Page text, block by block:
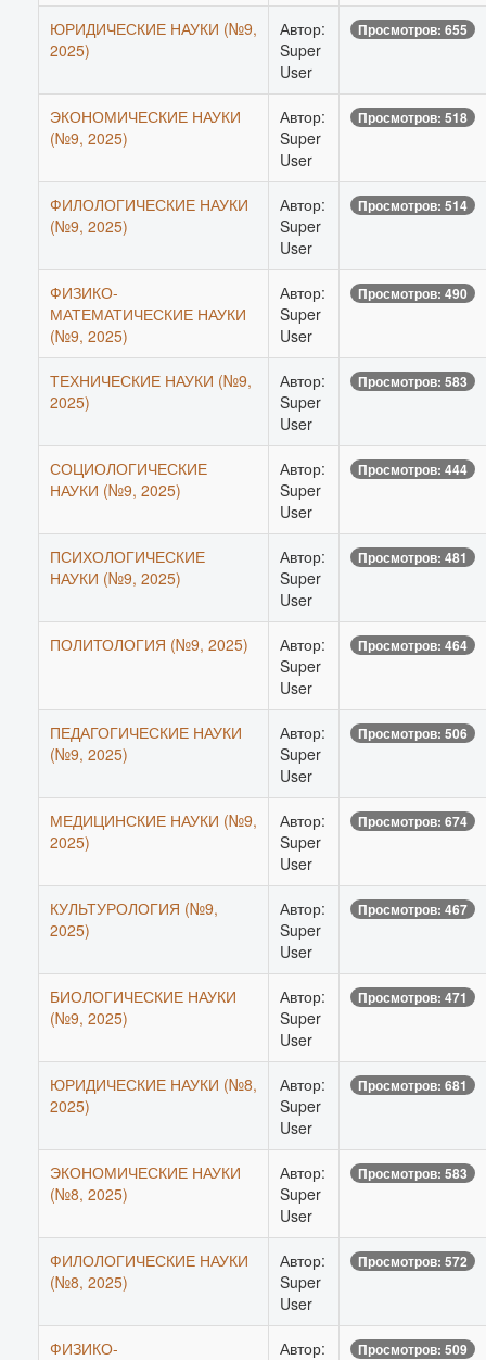
ЮРИДИЧЕСКИЕ НАУКИ (№9,
2025)
Автор:
Super
User
Просмотров: 655
ЭКОНОМИЧЕСКИЕ НАУКИ
(№9, 2025)
Автор:
Super
User
Просмотров: 518
ФИЛОЛОГИЧЕСКИЕ НАУКИ
(№9, 2025)
Автор:
Super
User
Просмотров: 514
ФИЗИКО-
МАТЕМАТИЧЕСКИЕ НАУКИ
(№9, 2025)
Автор:
Super
User
Просмотров: 490
ТЕХНИЧЕСКИЕ НАУКИ (№9,
2025)
Автор:
Super
User
Просмотров: 583
СОЦИОЛОГИЧЕСКИЕ
НАУКИ (№9, 2025)
Автор:
Super
User
Просмотров: 444
ПСИХОЛОГИЧЕСКИЕ
НАУКИ (№9, 2025)
Автор:
Super
User
Просмотров: 481
ПОЛИТОЛОГИЯ (№9, 2025)
Автор:
Super
User
Просмотров: 464
ПЕДАГОГИЧЕСКИЕ НАУКИ
(№9, 2025)
Автор:
Super
User
Просмотров: 506
МЕДИЦИНСКИЕ НАУКИ (№9,
2025)
Автор:
Super
User
Просмотров: 674
КУЛЬТУРОЛОГИЯ (№9,
2025)
Автор:
Super
User
Просмотров: 467
БИОЛОГИЧЕСКИЕ НАУКИ
(№9, 2025)
Автор:
Super
User
Просмотров: 471
ЮРИДИЧЕСКИЕ НАУКИ (№8,
2025)
Автор:
Super
User
Просмотров: 681
ЭКОНОМИЧЕСКИЕ НАУКИ
(№8, 2025)
Автор:
Super
User
Просмотров: 583
ФИЛОЛОГИЧЕСКИЕ НАУКИ
(№8, 2025)
Автор:
Super
User
Просмотров: 572
ФИЗИКО-
Автор:
Просмотров: 509